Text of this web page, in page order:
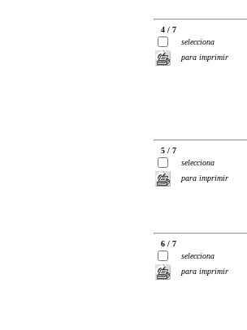
4 / 7
selecciona
para imprimir
5 / 7
selecciona
para imprimir
6 / 7
selecciona
para imprimir